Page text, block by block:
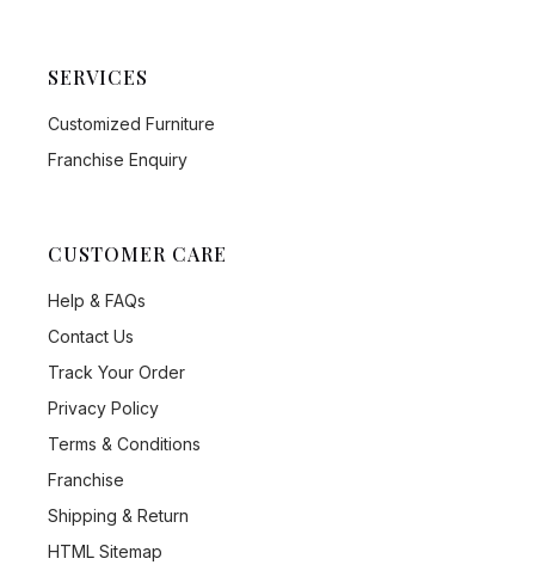
SERVICES
Customized Furniture
Franchise Enquiry
CUSTOMER CARE
Help & FAQs
Contact Us
Track Your Order
Privacy Policy
Terms & Conditions
Franchise
Shipping & Return
HTML Sitemap